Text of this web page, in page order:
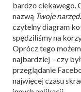
bardzo ciekawego.
nazwą Twoje
czytelny diagram
spędziliśmy na
Oprócz tego
najbardziej – czy
przeglądanie
najwięcej czasu